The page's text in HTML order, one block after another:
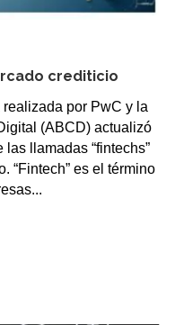
crediticio
por PwC y la
(ABCD) actualizó
llamadas “fintechs”
“Fintech” es el término